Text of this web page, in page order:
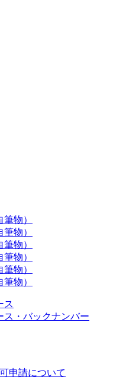
物）
物）
物）
物）
物）
物）
ス
ス・バックナンバー
申請について